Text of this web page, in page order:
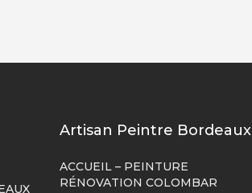
Artisan Peintre Bordeaux
ACCUEIL – PEINTURE
RÉNOVATION COLOMBAR